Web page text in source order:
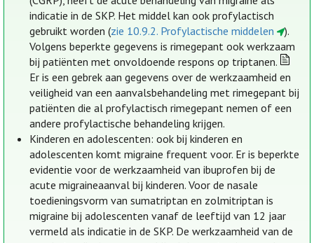
indicatie in de SKP. Het middel kan ook profylactisch
gebruikt worden (zie 10.9.2. Profylactische middelen
).
Volgens beperkte gegevens is rimegepant ook werkzaam
bij patiënten met onvoldoende respons op triptanen.
Er is een gebrek aan gegevens over de werkzaamheid en
veiligheid van een aanvalsbehandeling met rimegepant bij
patiënten die al profylactisch rimegepant nemen of een
andere profylactische behandeling krijgen.
Kinderen en adolescenten: ook bij kinderen en
adolescenten komt migraine frequent voor. Er is beperkte
evidentie voor de werkzaamheid van ibuprofen bij de
acute migraineaanval bij kinderen. Voor de nasale
toedieningsvorm van sumatriptan en zolmitriptan is
migraine bij adolescenten vanaf de leeftijd van 12 jaar
vermeld als indicatie in de SKP. De werkzaamheid van de